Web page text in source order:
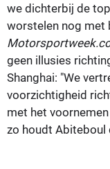
we dichterbij de
worstelen nog met
geen illusies
Shanghai: "We
voorzichtigheid
met het
zo houdt Abiteboul